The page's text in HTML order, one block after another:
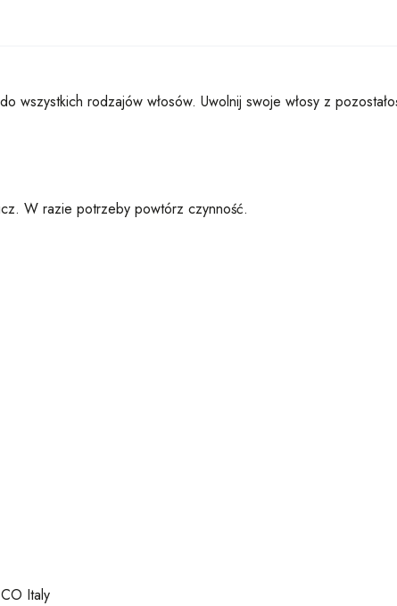
wszystkich rodzajów włosów. Uwolnij swoje włosy z
W razie potrzeby powtórz czynność.
Italy